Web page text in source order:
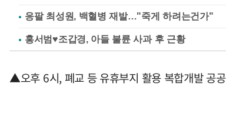
응팔 최성원, 백혈병 재발…"죽게 하려는건가"
홍서범♥조갑경, 아들 불륜 사과 후 근황
▲오후 6시, 폐교 등 유휴부지 활용 복합개발 공